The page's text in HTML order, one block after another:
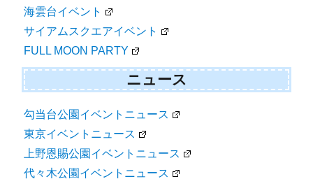
海雲台イベント
サイアムスクエアイベント
FULL MOON PARTY
ニュース
勾当台公園イベントニュース
東京イベントニュース
上野恩賜公園イベントニュース
代々木公園イベントニュース